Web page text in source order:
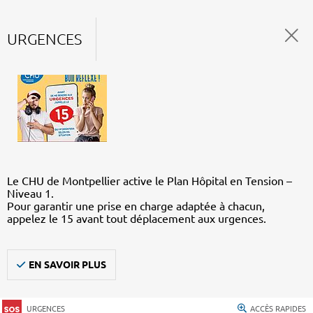
URGENCES
Le CHU de Montpellier active le Plan Hôpital en Tension –
Niveau 1.
Pour garantir une prise en charge adaptée à chacun,
appelez le 15 avant tout déplacement aux urgences.
EN SAVOIR PLUS
URGENCES ACCÈS RAPIDES